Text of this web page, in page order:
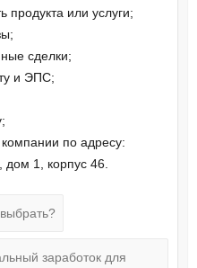
продукта или услуги;
сделки;
и ЭПС;
по адресу:
1, корпус 46.
заработок для